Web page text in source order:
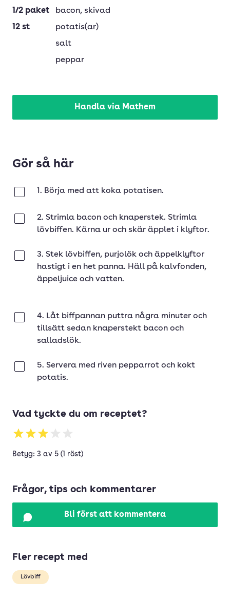
1/2 paket bacon, skivad
12 st
potatis(ar)
salt
peppar
Handla via Mathem
Gör så här
1. Börja med att koka potatisen.
2. Strimla bacon och knaperstek. Strimla
lövbiffen. Kärna ur och skär äpplet i klyftor.
3. Stek lövbiffen, purjolök och äppelklyftor
hastigt i en het panna. Häll på kalvfonden,
äppeljuice och vatten.
4. Låt biffpannan puttra några minuter och
tillsätt sedan knaperstekt bacon och
salladslök.
5. Servera med riven pepparrot och kokt
potatis.
Vad tyckte du om receptet?
Betyg: 3 av 5 (1 röst)
Frågor, tips och kommentarer
Bli först att kommentera
Fler recept med
Lövbiff